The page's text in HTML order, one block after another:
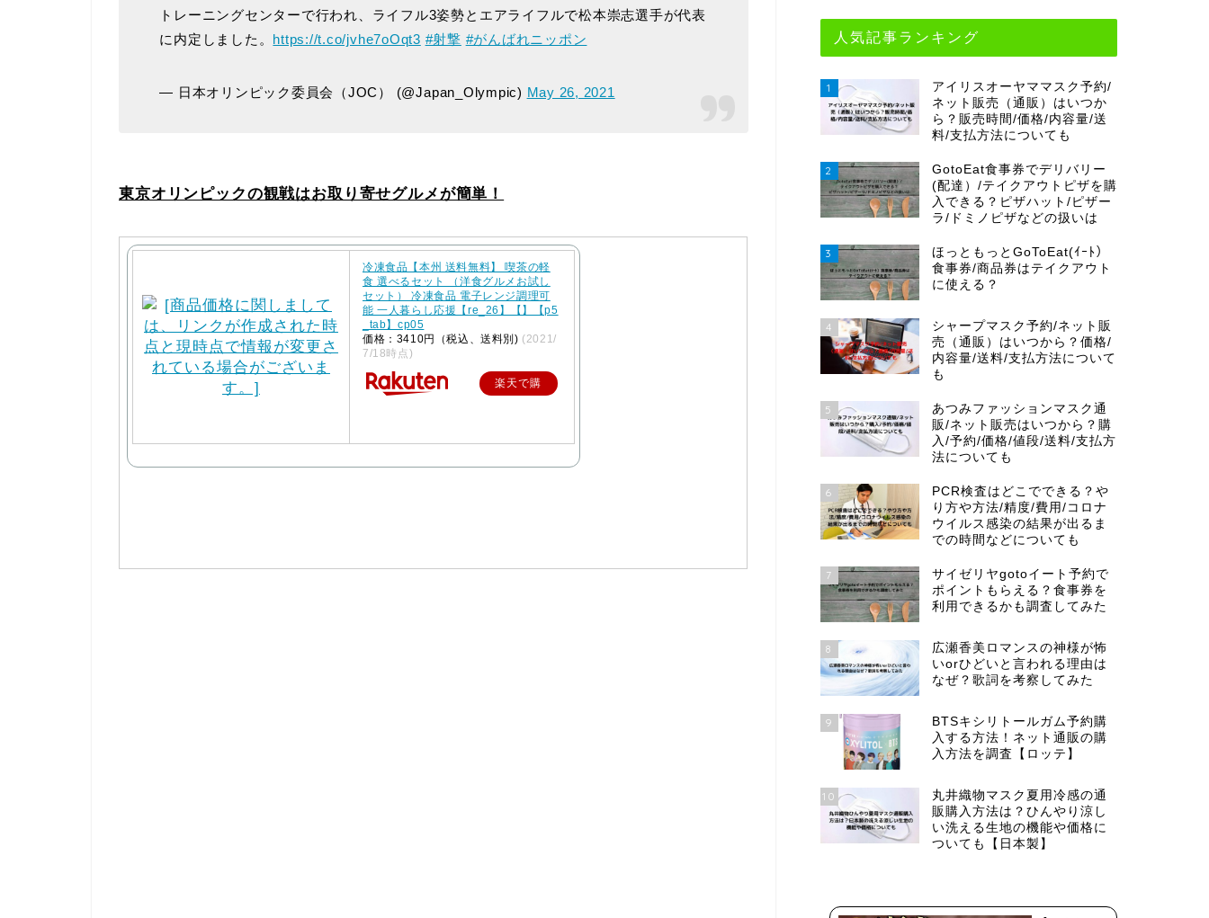
トレーニングセンターで行われ、ライフル3姿勢とエアライフルで松本崇志選手が代表
に内定しました。 https://t.co/jvhe7oOqt3 #射撃 #がんばれニッポン
— 日本オリンピック委員会（JOC） (@Japan_Olympic) May 26, 2021
東京オリンピックの観戦はお取り寄せグルメが簡単！
冷凍食品【本州 送料無料】 喫茶の軽
食 選べるセット （洋食グルメお試し
セット） 冷凍食品 電子レンジ調理可
能 一人暮らし応援【re_26】【】【p5
_tab】cp05
価格：3410円（税込、送料別) (2021/
7/18時点)
楽天で購
人気記事ランキング
1
アイリスオーヤママスク予約/
ネット販売（通販）はいつか
ら？販売時間/価格/内容量/送
料/支払方法についても
2
GotoEat食事券でデリバリー
(配達）/テイクアウトピザを購
入できる？ピザハット/ピザー
ラ/ドミノピザなどの扱いは
3
ほっともっとGoToEat(ｲｰﾄ）
食事券/商品券はテイクアウト
に使える？
4
シャープマスク予約/ネット販
売（通販）はいつから？価格/
内容量/送料/支払方法について
も
5
あつみファッションマスク通
販/ネット販売はいつから？購
入/予約/価格/値段/送料/支払方
法についても
6
PCR検査はどこでできる？や
り方や方法/精度/費用/コロナ
ウイルス感染の結果が出るま
での時間などについても
7
サイゼリヤgotoイート予約で
ポイントもらえる？食事券を
利用できるかも調査してみた
8
広瀬香美ロマンスの神様が怖
いorひどいと言われる理由は
なぜ？歌詞を考察してみた
9
BTSキシリトールガム予約購
入する方法！ネット通販の購
入方法を調査【ロッテ】
10
丸井織物マスク夏用冷感の通
販購入方法は？ひんやり涼し
い洗える生地の機能や価格に
ついても【日本製】